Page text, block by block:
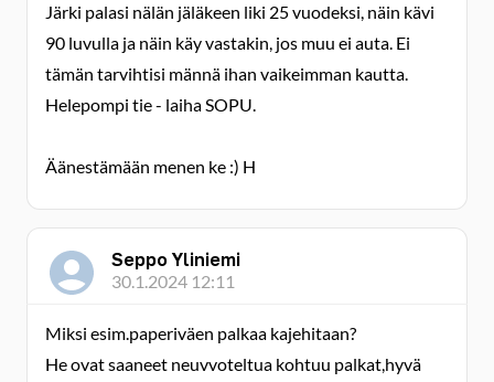
Järki palasi nälän jäläkeen liki 25 vuodeksi, näin kävi
90 luvulla ja näin käy vastakin, jos muu ei auta. Ei
tämän tarvihtisi männä ihan vaikeimman kautta.
Helepompi tie - laiha SOPU.
Äänestämään menen ke :) H
Seppo Yliniemi
30.1.2024 12:11
Miksi esim.paperiväen palkaa kajehitaan?
He ovat saaneet neuvvoteltua kohtuu palkat,hyvä